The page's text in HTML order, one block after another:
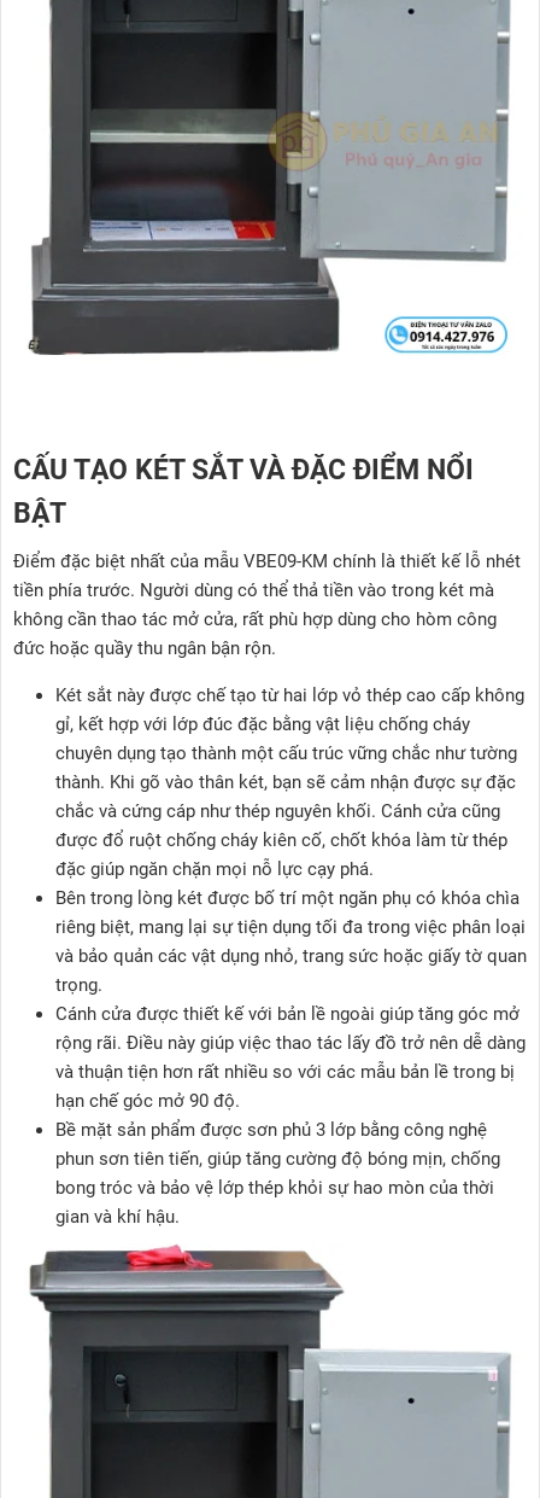
CẤU TẠO KÉT SẮT VÀ ĐẶC ĐIỂM NỔI
BẬT
Điểm đặc biệt nhất của mẫu VBE09-KM chính là thiết kế lỗ nhét
tiền phía trước. Người dùng có thể thả tiền vào trong két mà
không cần thao tác mở cửa, rất phù hợp dùng cho hòm công
đức hoặc quầy thu ngân bận rộn.
Két sắt này được chế tạo từ hai lớp vỏ thép cao cấp không
gỉ, kết hợp với lớp đúc đặc bằng vật liệu chống cháy
chuyên dụng tạo thành một cấu trúc vững chắc như tường
thành. Khi gõ vào thân két, bạn sẽ cảm nhận được sự đặc
chắc và cứng cáp như thép nguyên khối. Cánh cửa cũng
được đổ ruột chống cháy kiên cố, chốt khóa làm từ thép
đặc giúp ngăn chặn mọi nỗ lực cạy phá.
Bên trong lòng két được bố trí một ngăn phụ có khóa chìa
riêng biệt, mang lại sự tiện dụng tối đa trong việc phân loại
và bảo quản các vật dụng nhỏ, trang sức hoặc giấy tờ quan
trọng.
Cánh cửa được thiết kế với bản lề ngoài giúp tăng góc mở
rộng rãi. Điều này giúp việc thao tác lấy đồ trở nên dễ dàng
và thuận tiện hơn rất nhiều so với các mẫu bản lề trong bị
hạn chế góc mở 90 độ.
Bề mặt sản phẩm được sơn phủ 3 lớp bằng công nghệ
phun sơn tiên tiến, giúp tăng cường độ bóng mịn, chống
bong tróc và bảo vệ lớp thép khỏi sự hao mòn của thời
gian và khí hậu.